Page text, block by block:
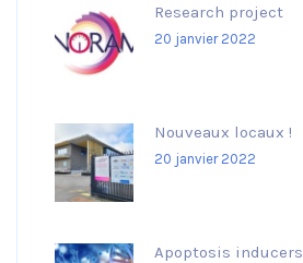
Research project
20 janvier 2022
Nouveaux locaux !
20 janvier 2022
Apoptosis inducers